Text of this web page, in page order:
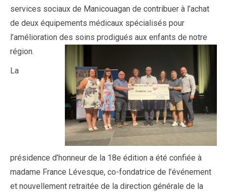
services sociaux de Manicouagan de contribuer à l’achat
de deux équipements médicaux spécialisés pour
l’amélioration des soins prodigués aux enfants de notre
région.
La
présidence d’honneur de la 18e édition a été confiée à
madame France Lévesque, co-fondatrice de l’événement
et nouvellement retraitée de la direction générale de la